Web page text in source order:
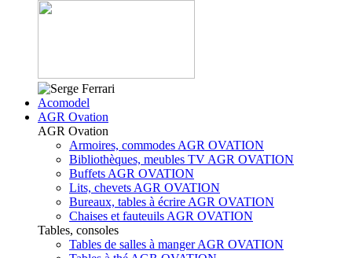
Acomodel
AGR Ovation
AGR Ovation
Armoires, commodes AGR OVATION
Bibliothèques, meubles TV AGR OVATION
Buffets AGR OVATION
Lits, chevets AGR OVATION
Bureaux, tables à écrire AGR OVATION
Chaises et fauteuils AGR OVATION
Tables, consoles
Tables de salles à manger AGR OVATION